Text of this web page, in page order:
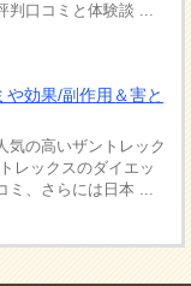
判口コミと体験談 ...
効果/副作用＆害と
気の高いザントレック
レックスのダイエッ
ミ、さらには日本 ...